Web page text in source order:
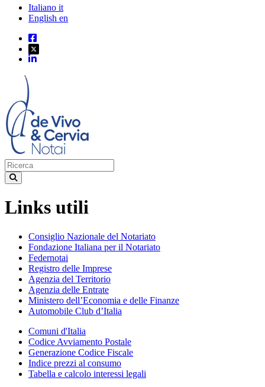
Italiano it
English en
Links utili
Consiglio Nazionale del Notariato
Fondazione Italiana per il Notariato
Federnotai
Registro delle Imprese
Agenzia del Territorio
Agenzia delle Entrate
Ministero dell’Economia e delle Finanze
Automobile Club d’Italia
Comuni d'Italia
Codice Avviamento Postale
Generazione Codice Fiscale
Indice prezzi al consumo
Tabella e calcolo interessi legali